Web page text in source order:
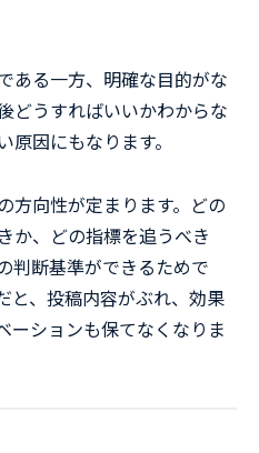
ある一方、明確な目的がな
どうすればいいかわからな
因にもなります。
方向性が定まります。どの
か、どの指標を追うべき
判断基準ができるためで
と、投稿内容がぶれ、効果
ーションも保てなくなりま